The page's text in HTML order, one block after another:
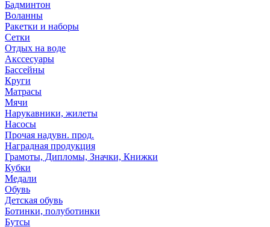
Бадминтон
Воланны
Ракетки и наборы
Сетки
Отдых на воде
Акссесуары
Бассейны
Круги
Матрасы
Мячи
Нарукавники, жилеты
Насосы
Прочая надувн. прод.
Наградная продукция
Грамоты, Дипломы, Значки, Книжки
Кубки
Медали
Обувь
Детская обувь
Ботинки, полуботинки
Бутсы